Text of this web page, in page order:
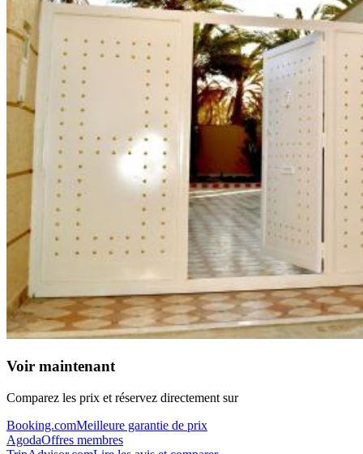
Voir maintenant
Comparez les prix et réservez directement sur
Booking.comMeilleure garantie de prix
AgodaOffres membres